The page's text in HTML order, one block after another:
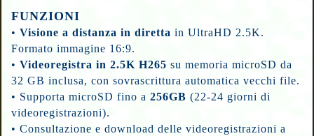
FUNZIONI
• Visione a distanza in direttain UltraHD 2.5K.
Formato immagine 16:9.
• Videoregistra in 2.5K H265su memoria microSD da
32 GB inclusa, con sovrascrittura automatica vecchi file.
• Supporta microSD fino a256GB (22-24 giorni di
videoregistrazioni).
• Consultazione e download delle videoregistrazioni a